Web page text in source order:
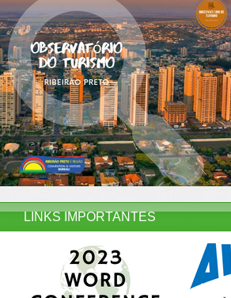
LINKS IMPORTANTES